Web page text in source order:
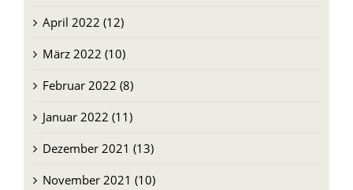
April 2022 (12)
März 2022 (10)
Februar 2022 (8)
Januar 2022 (11)
Dezember 2021 (13)
November 2021 (10)